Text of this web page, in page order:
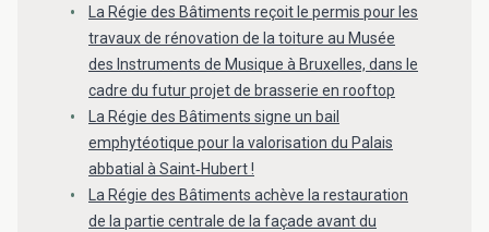
La Régie des Bâtiments reçoit le permis pour les
travaux de rénovation de la toiture au Musée
des Instruments de Musique à Bruxelles, dans le
cadre du futur projet de brasserie en rooftop
La Régie des Bâtiments signe un bail
emphytéotique pour la valorisation du Palais
abbatial à Saint‑Hubert !
La Régie des Bâtiments achève la restauration
de la partie centrale de la façade avant du